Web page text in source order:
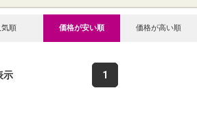
気順 価格が安い順 価格が高い順
示
1